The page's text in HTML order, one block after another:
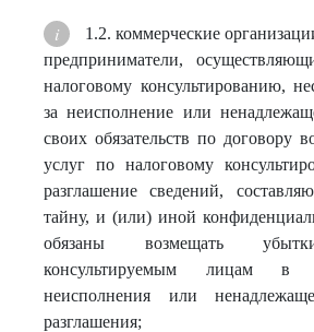
1.2. коммерческие
предприниматели,
налоговому консультированию,
за неисполнение или
своих обязательств по договору
услуг по налоговому
разглашение сведений,
тайну, и (или) иной
обязаны возмещать
консультируемым лицам в
неисполнения или
разглашения;